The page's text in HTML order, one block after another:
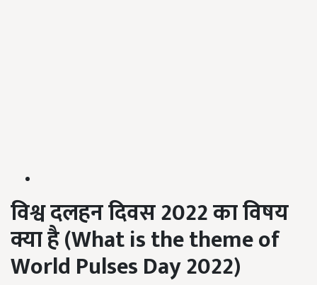
विश्व दलहन दिवस 2022 का विषय
क्या है (What is the theme of
World Pulses Day2022)